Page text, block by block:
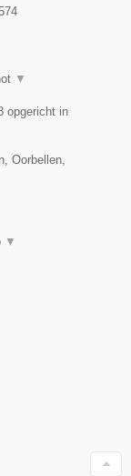
▼
opgericht in
Oorbellen,
▼